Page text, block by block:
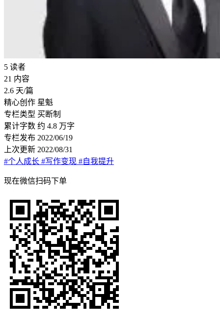
5 读者
21 内容
2.6 天/篇
精心创作 星魁
专栏类型 买断制
累计字数 约 4.8 万字
专栏发布 2022/06/19
上次更新 2022/08/31
#个人成长 #写作变现 #自我提升
现在微信扫码下单